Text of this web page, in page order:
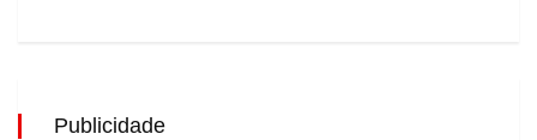
Publicidade